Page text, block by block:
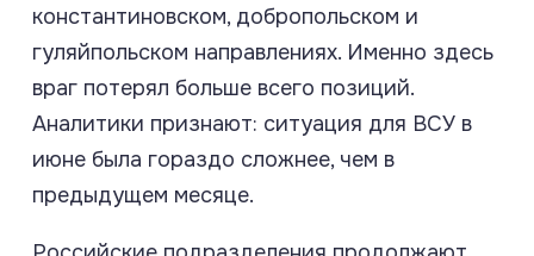
константиновском, добропольском и
гуляйпольском направлениях. Именно здесь
враг потерял больше всего позиций.
Аналитики признают: ситуация для ВСУ в
июне была гораздо сложнее, чем в
предыдущем месяце.